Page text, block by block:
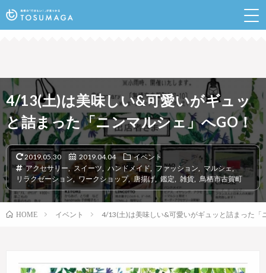
4/13(土)は美味しい&可愛いがギュッ
と詰まった「ニンマルシェ」へGO！
2019.05.30 2019.04.04
イベント
アクセサリー , スイーツ ハンドメイド, ファッション マルシェ,
リラクゼーション
ワークショップ, 唐揚げ, 鑑定 雑貨 鳥栖市古賀町
HOME イベント 4/13(土)は美味しい&可愛いがギュッと詰まった「